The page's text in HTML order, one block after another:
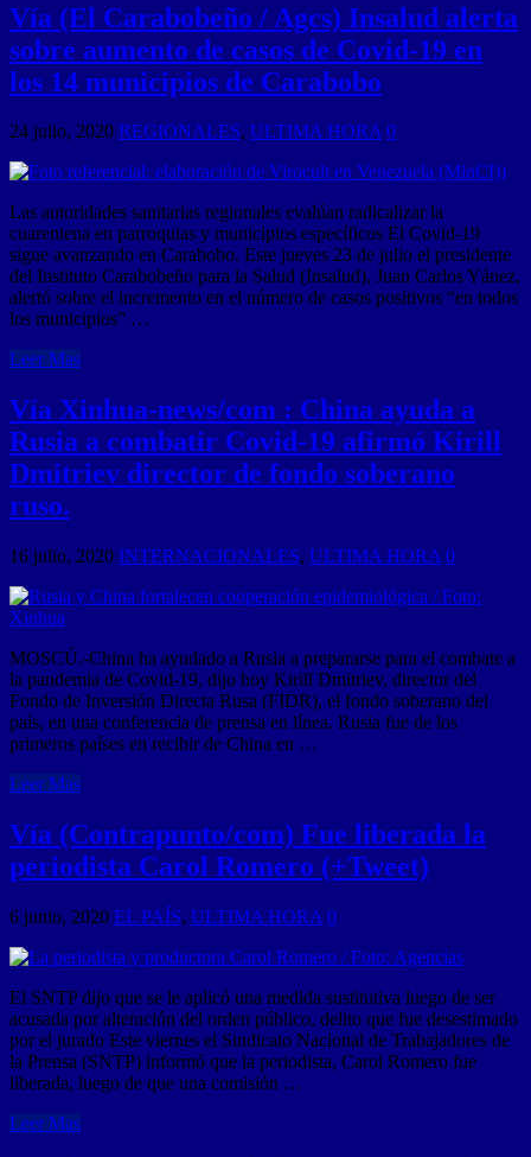
Vía (El Carabobeño / Agcs) Insalud alerta
sobre aumento de casos de Covid-19 en
los 14 municipios de Carabobo
24 julio, 2020 REGIONALES, ULTIMA HORA 0
Las autoridades sanitarias regionales evalúan radicalizar la
cuarentena en parroquias y municipios específicos El Covid-19
sigue avanzando en Carabobo. Este jueves 23 de julio el presidente
del Instituto Carabobeño para la Salud (Insalud), Juan Carlos Yánez,
alertó sobre el incremento en el número de casos positivos “en todos
los municipios” …
Leer Mas
Vía Xinhua-news/com : China ayuda a
Rusia a combatir Covid-19 afirmó Kirill
Dmitriev director de fondo soberano
ruso.
16 julio, 2020 INTERNACIONALES, ULTIMA HORA 0
MOSCÚ.-China ha ayudado a Rusia a prepararse para el combate a
la pandemia de Covid-19, dijo hoy Kirill Dmitriev, director del
Fondo de Inversión Directa Rusa (FIDR), el fondo soberano del
país, en una conferencia de prensa en línea. Rusia fue de los
primeros países en recibir de China en …
Leer Mas
Vía (Contrapunto/com) Fue liberada la
periodista Carol Romero (+Tweet)
6 junio, 2020 EL PAÍS, ULTIMA HORA 0
El SNTP dijo que se le aplicó una medida sustitutiva luego de ser
acusada por alteración del orden público, delito que fue desestimado
por el jurado Este viernes el Sindicato Nacional de Trabajadores de
la Prensa (SNTP) informó que la periodista, Carol Romero fue
liberada, luego de que una comisión …
Leer Mas